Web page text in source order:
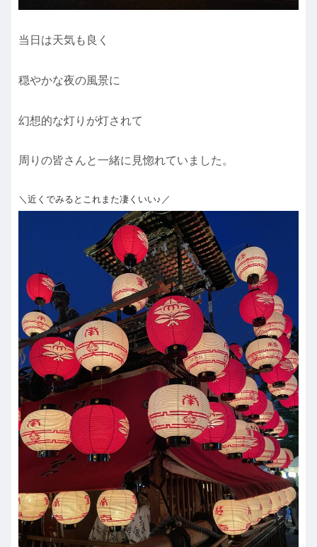
当日は天気も良く
穏やかな夜の風景に
幻想的な灯りが灯されて
周りの皆さんと一緒に見惚れていました。
＼近くでみるとこれまた凄くいい♪／